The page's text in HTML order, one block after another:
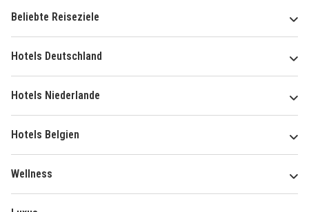
Beliebte Reiseziele
Hotels Deutschland
Hotels Niederlande
Hotels Belgien
Wellness